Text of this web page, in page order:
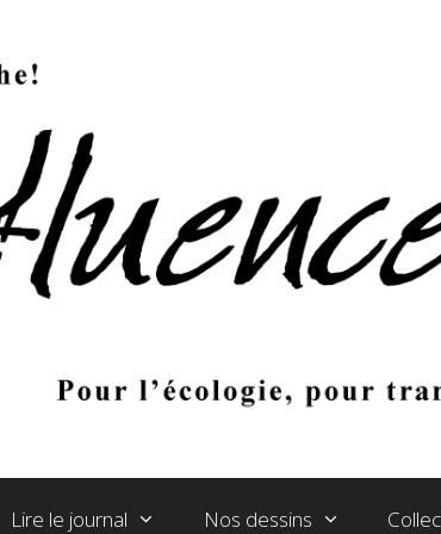
Lire le journal Nos dessins